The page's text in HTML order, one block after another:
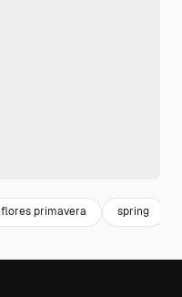
flores primavera spring